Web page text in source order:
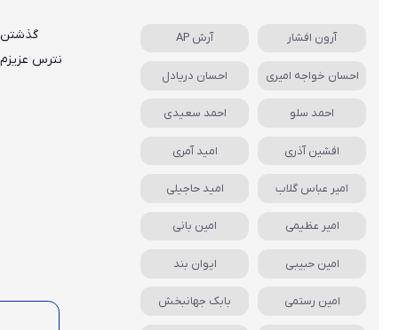
گذشتن
نترس
آرون افشار آرش AP
احسان خواجه امیری احسان دریادل
احمد سلو احمد سعیدی
افشین آذری امید آمری
امیر عباس گلاب امید حاجیلی
امیر عظیمی امین بانی
امین حبیبی ایوان بند
امین رستمی بابک جهانبخش